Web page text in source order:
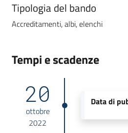
Tipologia del bando
Accreditamenti, albi, elenchi
Tempi e scadenze
20
ottobre
2022
Data di